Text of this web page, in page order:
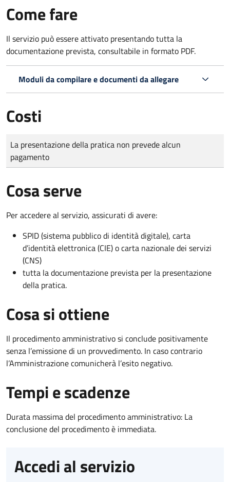
Come fare
Il servizio può essere attivato presentando tutta la
documentazione prevista, consultabile in formato PDF.
Moduli da compilare e documenti da allegare
Costi
Tipo di pagamento
Importo
La presentazione della pratica non prevede alcun
pagamento
Cosa serve
Per accedere al servizio, assicurati di avere:
SPID (sistema pubblico di identità digitale), carta
d’identità elettronica (CIE) o carta nazionale dei servizi
(CNS)
tutta la documentazione prevista per la presentazione
della pratica.
Cosa si ottiene
Il procedimento amministrativo si conclude positivamente
senza l’emissione di un provvedimento. In caso contrario
l’Amministrazione comunicherà l’esito negativo.
Tempi e scadenze
Durata massima del procedimento amministrativo: La
conclusione del procedimento è immediata.
Accedi al servizio